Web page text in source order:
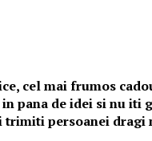
cel mai frumos
in pana de idei si nu
trimiti persoanei dragi